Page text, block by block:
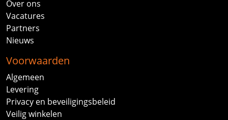
Over ons
Vacatures
Partners
Nieuws
Voorwaarden
Algemeen
Levering
Privacy en beveiligingsbeleid
Veilig winkelen